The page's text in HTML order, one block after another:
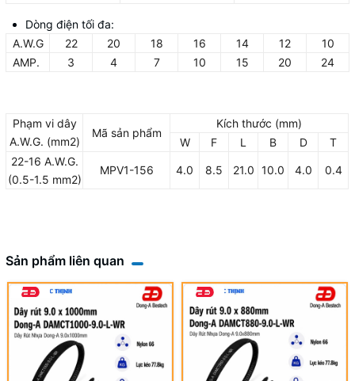
Dòng điện tối đa:
A.W.G
22 20 18 16 14 12
10
AMP.
3 4 7 10 15 20 24
Phạm vi dây
A.W.G. (mm2)
Mã sản phẩm
Kích thước (mm)
W
F L B D
T
22-16 A.W.G.
(0.5-1.5 mm2)
MPV1-156 4.0 8.5 21.0 10.0 4.0 0.4
Sản phẩm liên quan